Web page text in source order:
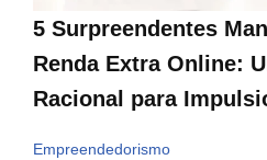
5 Surpreendentes
Renda Extra Online:
Racional para
Empreendedorismo